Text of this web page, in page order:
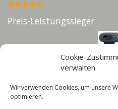
Cookie-
verwalten
Wir verwenden Cookies, um unsere
optimieren.
Preis-Leistungssieger
Infos